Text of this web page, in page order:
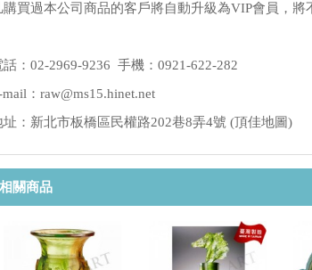
購買過本公司商品的客戶將自動升級為VIP會員，
話：02-2969-9236 手機：0921-622-282
mail：raw@ms15.hinet.net
址：新北市板橋區民權路202巷8弄4號 (頂佳地圖)
相關商品